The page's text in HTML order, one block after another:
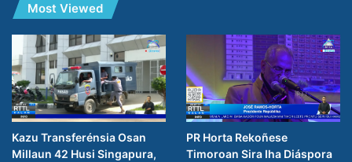
Most Viewed
Kazu Transferénsia Osan
Millaun 42 Husi Singapura,
PR Horta Rekoñese
Timoroan Sira Iha Diáspora